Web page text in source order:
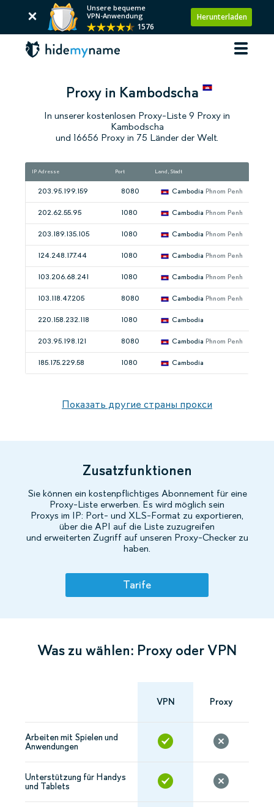
Unsere bequeme
VPN-Anwendung
1576
Herunterladen
Proxy in Kambodscha
In unserer kostenlosen Proxy-Liste 9 Proxy in
Kambodscha
und 16656 Proxy in 75 Länder der Welt.
IP Adresse Port Land, Stadt
203.95.199.159 8080 Cambodia Phnom Penh
202.62.55.95 1080 Cambodia Phnom Penh
203.189.135.105 1080 Cambodia Phnom Penh
124.248.177.44 1080 Cambodia Phnom Penh
103.206.68.241 1080 Cambodia Phnom Penh
103.118.47.205 8080 Cambodia Phnom Penh
220.158.232.118 1080 Cambodia
203.95.198.121 8080 Cambodia Phnom Penh
185.175.229.58 1080 Cambodia
Показать другие страны прокси
Zusatzfunktionen
Sie können ein kostenpflichtiges Abonnement für eine
Proxy-Liste erwerben. Es wird möglich sein
Proxys im IP: Port- und XLS-Format zu exportieren,
über die API auf die Liste zuzugreifen
und erweiterten Zugriff auf unseren Proxy-Checker zu
haben.
Tarife
Was zu wählen: Proxy oder VPN
VPN Proxy
Arbeiten mit Spielen und
Anwendungen
Unterstützung für Handys
und Tablets